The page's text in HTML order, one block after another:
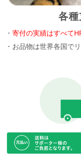
各
・寄付の実績はすべて
・お品物は世界各国で